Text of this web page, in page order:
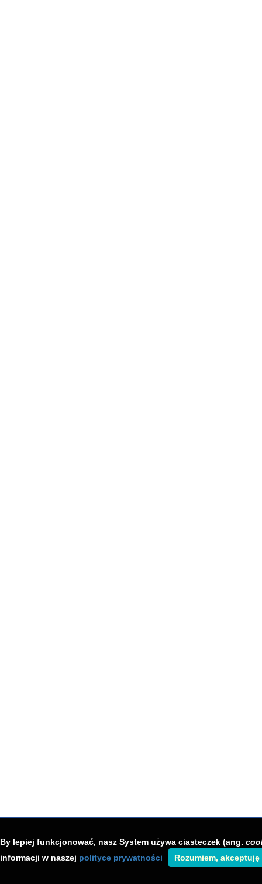
By lepiej funkcjonować, nasz System używa ciasteczek (ang.
informacji w naszej polityce prywatności Rozumiem, akceptuję